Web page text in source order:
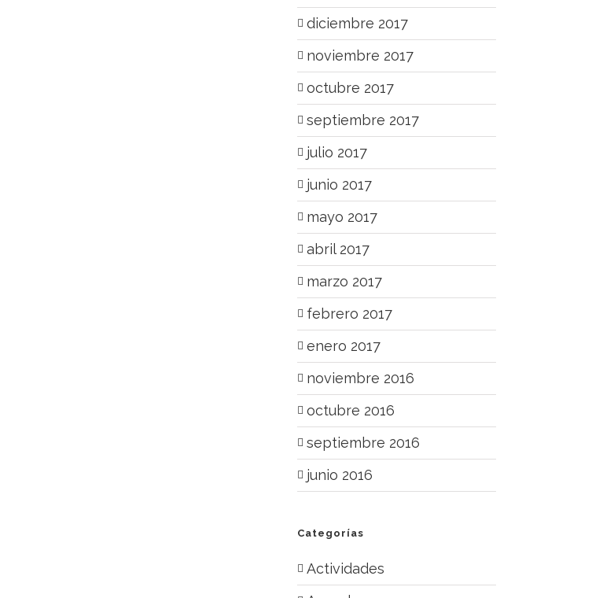
diciembre 2017
noviembre 2017
octubre 2017
septiembre 2017
julio 2017
junio 2017
mayo 2017
abril 2017
marzo 2017
febrero 2017
enero 2017
noviembre 2016
octubre 2016
septiembre 2016
junio 2016
Categorías
Actividades